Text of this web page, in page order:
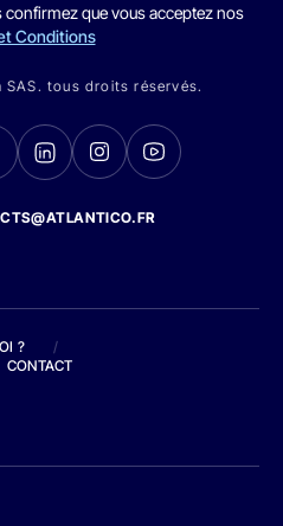
que vous acceptez nos
Conditions
tous droits réservés.
?
/
CONTACT